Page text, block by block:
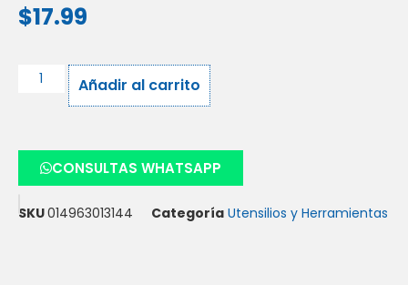
$17.99
Añadir al carrito
CONSULTAS WHATSAPP
SKU014963013144 Categoría Utensilios y Herramientas